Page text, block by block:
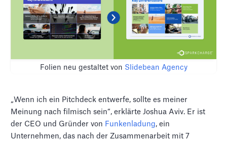
Folien neu gestaltet von Slidebean Agency
„Wenn ich ein Pitchdeck entwerfe, sollte es meiner
Meinung nach filmisch sein“, erklärte Joshua Aviv. Er ist
der CEO und Gründer von Funkenladung, ein
Unternehmen, das nach der Zusammenarbeit mit 7